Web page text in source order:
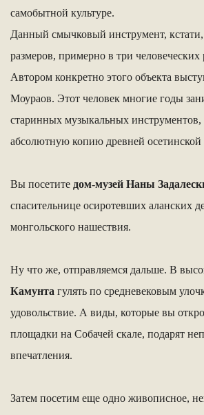
самобытной культуре.
Данный смычковый инструмент,
размеров, примерно в три человеческих
Автором конкретно этого объекта
Моураов. Этот человек многие годы
старинных музыкальных инструментов,
абсолютную копию древней осетинской
Вы посетите дом-музей Наны
спасительнице осиротевших аланских
монгольского нашествия.
Ну что же, отправляемся дальше. В
Камунта гулять по средневековым
удовольствие. А виды, которые вы
площадки на Собачей скале, подарят
впечатления.
Затем посетим еще одно живописное,